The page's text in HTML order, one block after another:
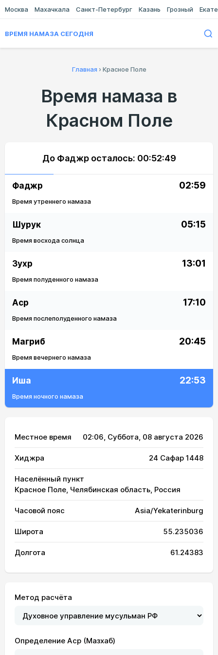
Москва Махачкала Санкт-Петербург Казань Грозный
ВРЕМЯ НАМАЗА СЕГОДНЯ
Главная › Красное Поле
Время намаза в
Красном Поле
До Фаджр осталось: 00:52:49
Фаджр 02:59
Время утреннего намаза
Шурук 05:15
Время восхода солнца
Зухр 13:01
Время полуденного намаза
Аср 17:10
Время послеполуденного намаза
Магриб 20:45
Время вечернего намаза
Иша 22:53
Время ночного намаза
Местное время 02:06, Суббота, 08 августа 2026
Хиджра 24 Сафар 1448
Населённый пункт
Красное Поле, Челябинская область, Россия
Часовой пояс Asia/Yekaterinburg
Широта 55.235036
Долгота 61.24383
Метод расчёта
Определение Аср (Мазхаб)